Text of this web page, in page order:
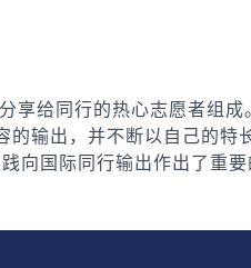
享给同行的热心志愿者组成
输出，并不断以自己的特
向国际同行输出作出了重要